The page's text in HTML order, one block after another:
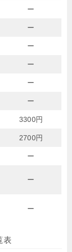
ー
ー
ー
ー
ー
ー
3300円
2700円
ー
ー
ー
表